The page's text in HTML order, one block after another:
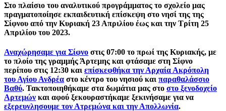
Στο πλαίσιο του αναλυτικού προγράμματος το σχολείο μας
πραγματοποίησε εκπαιδευτική επίσκεψη στο νησί της της
Σίφνου από την Κυριακή 23 Απριλίου έως και την Τρίτη 25
Απριλίου του 2023.
Αναχώρησαμε για Σίφνο στις 07:00 το πρωί της Κυριακής, με
το πλοίο της γραμμής Άρτεμης και φτάσαμε στη Σίφνο
περίπου στις 12:30 και επίσκεφθήκα την Αρχαία Ακρόπολη
του Αγίου Ανδρέα στο κέντρο του νησιού και παραθαλάσσιο
Βαθύ. Τακτοποιηθήκαμε στα δωμάτια μας στο στο ξενοδοχείο
Αρτεμών και αφού ξεκουραστήκαμε ξεκινήσαμε για να
εξερευνλησουμε τον Ατρεμώνα και την Απολλωνία.